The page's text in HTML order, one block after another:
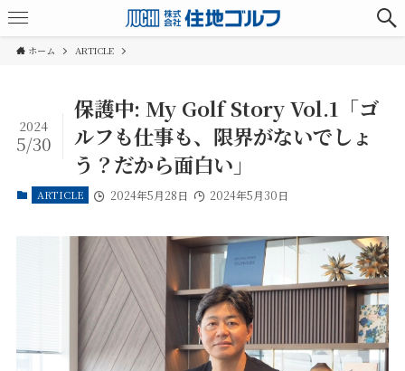
ホーム ARTICLE
保護中: My Golf Story Vol.1「ゴ
ルフも仕事も、限界がないでしょ
う？だから面白い」
2024
5/30
ARTICLE 2024年5月28日 2024年5月30日